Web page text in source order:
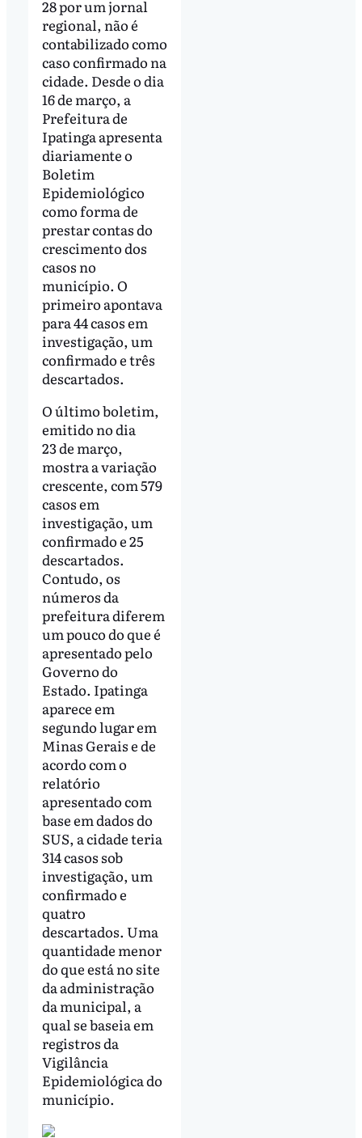
28 por um jornal
regional, não é
contabilizado como
caso confirmado na
cidade. Desde o dia
16 de março, a
Prefeitura de
Ipatinga apresenta
diariamente o
Boletim
Epidemiológico
como forma de
prestar contas do
crescimento dos
casos no
município. O
primeiro apontava
para 44 casos em
investigação, um
confirmado e três
descartados.
O último boletim,
emitido no dia
23 de março,
mostra a variação
crescente, com 579
casos em
investigação, um
confirmado e 25
descartados.
Contudo, os
números da
prefeitura diferem
um pouco do que é
apresentado pelo
Governo do
Estado. Ipatinga
aparece em
segundo lugar em
Minas Gerais e de
acordo com o
relatório
apresentado com
base em dados do
SUS, a cidade teria
314 casos sob
investigação, um
confirmado e
quatro
descartados. Uma
quantidade menor
do que está no site
da administração
da municipal, a
qual se baseia em
registros da
Vigilância
Epidemiológica do
município.